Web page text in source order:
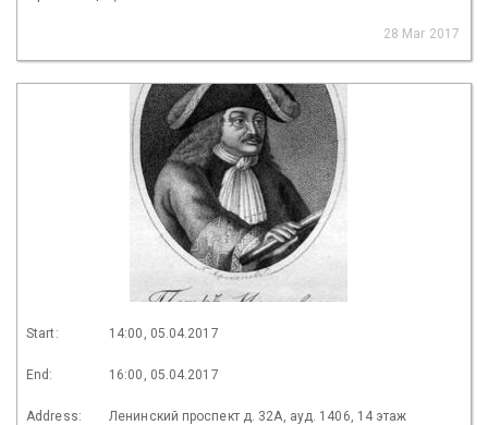
28 Mar 2017
Start: 14:00, 05.04.2017
End: 16:00, 05.04.2017
Address: Ленинский проспект д. 32А, ауд. 1406, 14 этаж